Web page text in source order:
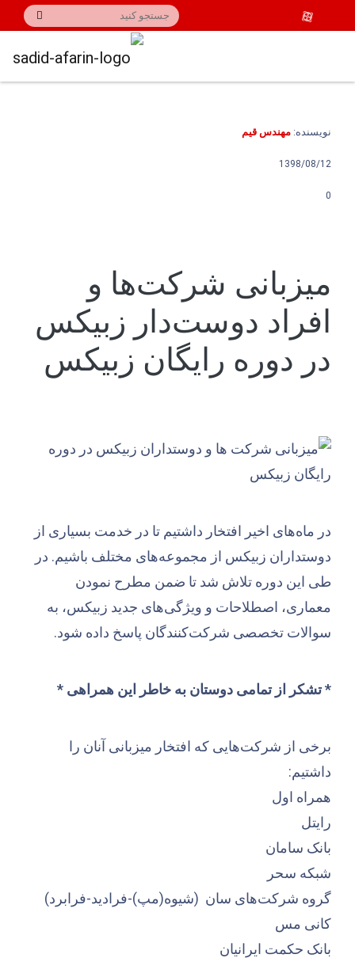
نویسنده: مهندس قیم
1398/08/12
0
میزبانی شرکت‌ها و
افراد دوست‌دار زبیکس
در دوره رایگان زبیکس
در ماه‌های اخیر افتخار داشتیم تا در خدمت بسیاری از
دوستداران زبیکس از مجموعه‌های مختلف باشیم. در
طی این دوره تلاش شد تا ضمن مطرح نمودن
معماری، اصطلاحات و ویژگی‌های جدید زبیکس، به
سوالات تخصصی شرکت‌کنندگان پاسخ داده شود.
* تشکر از تمامی دوستان به خاطر این همراهی *
برخی از شرکت‌هایی که افتخار میزبانی آنان را
داشتیم:
همراه اول
رایتل
بانک سامان
شبکه سحر
گروه شرکت‌های سان (شیوه(مپ)-فرادید-فرابرد)
کانی مس
بانک حکمت ایرانیان